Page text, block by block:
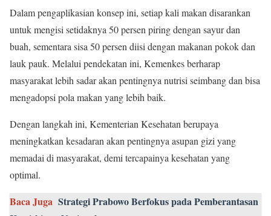
Dalam pengaplikasian konsep ini, setiap kali makan disarankan
untuk mengisi setidaknya 50 persen piring dengan sayur dan
buah, sementara sisa 50 persen diisi dengan makanan pokok dan
lauk pauk. Melalui pendekatan ini, Kemenkes berharap
masyarakat lebih sadar akan pentingnya nutrisi seimbang dan bisa
mengadopsi pola makan yang lebih baik.
Dengan langkah ini, Kementerian Kesehatan berupaya
meningkatkan kesadaran akan pentingnya asupan gizi yang
memadai di masyarakat, demi tercapainya kesehatan yang
optimal.
Baca Juga Strategi Prabowo Berfokus pada Pemberantasan